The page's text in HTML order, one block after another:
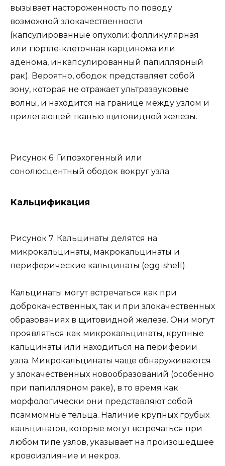
вызывает настороженность по поводу
возможной злокачественности
(капсулированные опухоли: фолликулярная
или гюртле-клеточная карцинома или
аденома, инкапсулированный папиллярный
рак). Вероятно, ободок представляет собой
зону, которая не отражает ультразвуковые
волны, и находится на границе между узлом и
прилегающей тканью щитовидной железы.
Рисунок 6. Гипоэхогенный или
сонолюсцентный ободок вокруг узла
Кальцификация
Рисунок 7. Кальцинаты делятся на
микрокальцинаты, макрокальцинаты и
периферические кальцинаты (egg-shell).
Кальцинаты могут встречаться как при
доброкачественных, так и при злокачественных
образованиях в щитовидной железе. Они могут
проявляться как микрокальцинаты, крупные
кальцинаты или находиться на периферии
узла. Микрокальцинаты чаще обнаруживаются
у злокачественных новообразований (особенно
при папиллярном раке), в то время как
морфологически они представляют собой
псаммомные тельца. Наличие крупных грубых
кальцинатов, которые могут встречаться при
любом типе узлов, указывает на произошедшее
кровоизлияние и некроз.